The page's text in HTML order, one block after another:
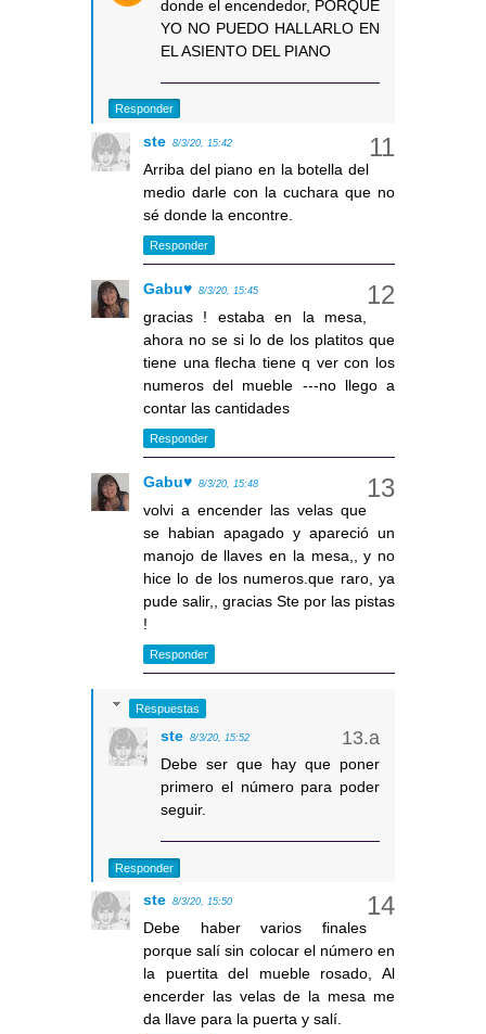
donde el encendedor, PORQUE
YO NO PUEDO HALLARLO EN
EL ASIENTO DEL PIANO
Responder
ste 8/3/20, 15:42
Arriba del piano en la botella del
medio darle con la cuchara que no
sé donde la encontre.
Responder
Gabu♥ 8/3/20, 15:45
gracias ! estaba en la mesa,
ahora no se si lo de los platitos que
tiene una flecha tiene q ver con los
numeros del mueble ---no llego a
contar las cantidades
Responder
Gabu♥ 8/3/20, 15:48
volvi a encender las velas que
se habian apagado y apareció un
manojo de llaves en la mesa,, y no
hice lo de los numeros.que raro, ya
pude salir,, gracias Ste por las pistas
!
Responder
Respuestas
ste 8/3/20, 15:52
Debe ser que hay que poner
primero el número para poder
seguir.
Responder
ste 8/3/20, 15:50
Debe haber varios finales
porque salí sin colocar el número en
la puertita del mueble rosado, Al
encerder las velas de la mesa me
da llave para la puerta y salí.